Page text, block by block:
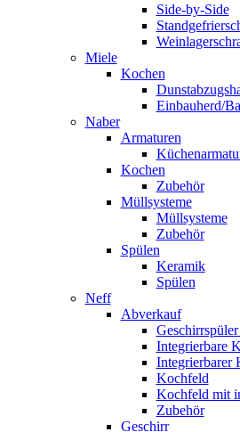
Side-by-Side
Miele
Kochen
Einbauherd/
Naber
Armaturen
Kochen
Zubehör
Müllsysteme
Müllsysteme
Zubehör
Spülen
Keramik
Spülen
Neff
Abverkauf
Integrierbare
Integrierbarer
Kochfeld
Kochfeld mit
Zubehör
Geschirr